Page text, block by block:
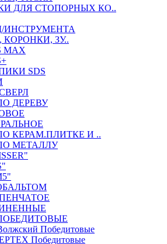
ДЛЯ СТОПОРНЫХ КО..
ИНСТРУМЕНТА
КОРОНКИ, ЗУ..
MAX
SDS
ДЕРЕВУ
КЕРАМ.ПЛИТКЕ И ..
МЕТАЛЛУ
Победитовые
Победитовые